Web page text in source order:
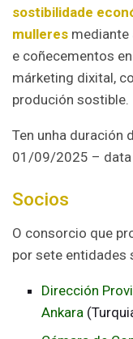
sostibilidade
mulleres mediante
e coñecementos
márketing dixital,
produción sostible.
Ten unha duración
01/09/2025 –
Socios
O consorcio que
por sete entidades
Dirección
Ankara